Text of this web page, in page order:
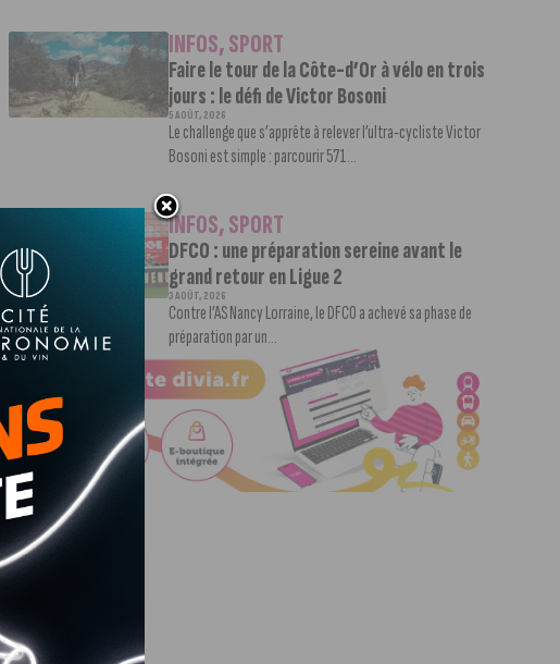
INFOS,SPORT
Faire le tour de la Côte-d’Or à vélo en trois
jours : le défi de Victor Bosoni
5 AOÛT, 2026
Le challenge que s’apprête à relever l’ultra-cycliste Victor
Bosoni est simple : parcourir 571...
INFOS,SPORT
DFCO : une préparation sereine avant le
grand retour en Ligue 2
3 AOÛT, 2026
Contre l’AS Nancy Lorraine, le DFCO a achevé sa phase de
préparation par un...